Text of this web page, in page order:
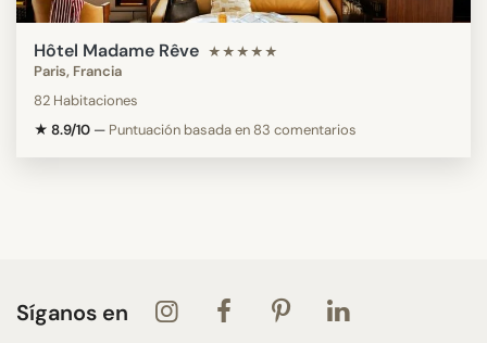
Hôtel Madame Rêve ★★★★★
Paris, Francia
82 Habitaciones
★ 8.9/10 — Puntuación basada en 83 comentarios
Síganos en